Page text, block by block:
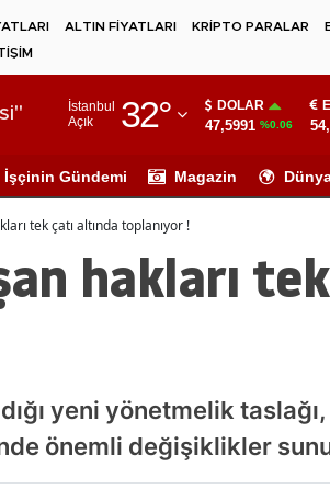
ALTIN FİYATLARI KRİPTO PARALAR
İstanbul
Açık
32°
Adıyaman
Ağrı
Ankara
Aydın
DOLAR
47,5991 %0.06
İşçinin Gündemi Magazin
tek çatı altında toplanıyor !
hakları
yeni yönetmelik
önemli değişiklikler